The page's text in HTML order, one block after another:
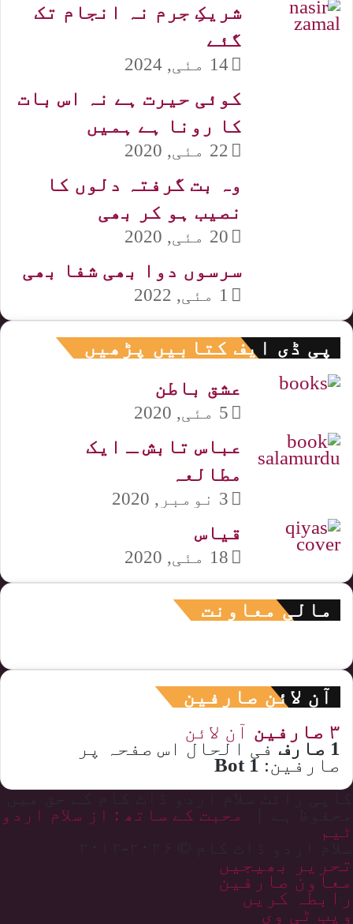
شریکِ جرم نہ انجام تک
گئے
14 مئی, 2024
کوئی حیرت ہے نہ اس بات
کا رونا ہے ہمیں
22 مئی, 2020
وہ بت گرفتہ دلوں کا
نصیب ہو کر بھی
20 مئی, 2020
سرسوں دوا بھی شفا بھی
1 مئی, 2022
پی ڈی ایف کتابیں پڑھیں
عشق باطن
5 مئی, 2020
عباس تابش ـ ایک
مطالعہ
3 نومبر, 2020
قیاس
18 مئی, 2020
مالی معاونت
آن لائن صارفین
۳ صارفین آن لائن
1 صارف فی الحال اس صفحہ پر
صارفین: 1 Bot
محبت کے ساتھ : از سلام اردو
ٹیم
سلام اردو ڈاٹ کام © ۲۰۲۶-۲۰۱۲
تحریر بھیجیں
معاون صارفین
رابطہ کریں
ویب ٹی وی